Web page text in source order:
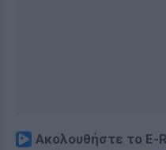
Ακολουθήστε το E-